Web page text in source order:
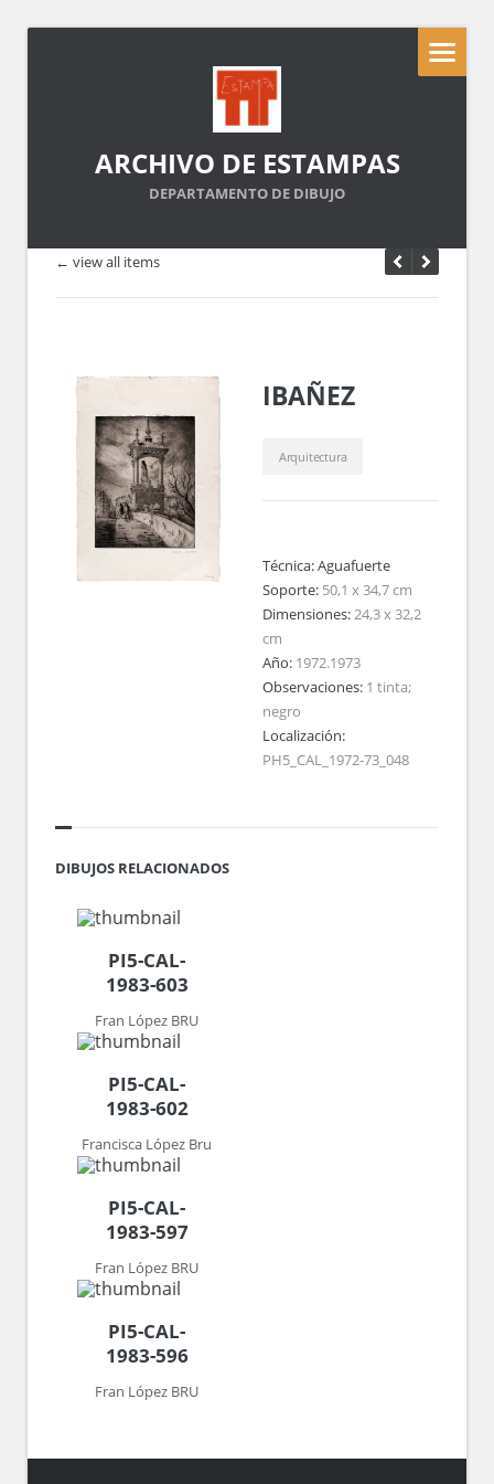
ARCHIVO DE ESTAMPAS
DEPARTAMENTO DE DIBUJO
← view all items
IBAÑEZ
Arquitectura
Técnica:Aguafuerte
Soporte: 50,1 x 34,7 cm
Dimensiones:24,3 x 32,2
cm
Año: 1972.1973
Observaciones: 1 tinta;
negro
Localización:
PH5_CAL_1972-73_048
DIBUJOS RELACIONADOS
PI5-CAL-
1983-603
Fran López BRU
PI5-CAL-
1983-602
Francisca López Bru
PI5-CAL-
1983-597
Fran López BRU
PI5-CAL-
1983-596
Fran López BRU